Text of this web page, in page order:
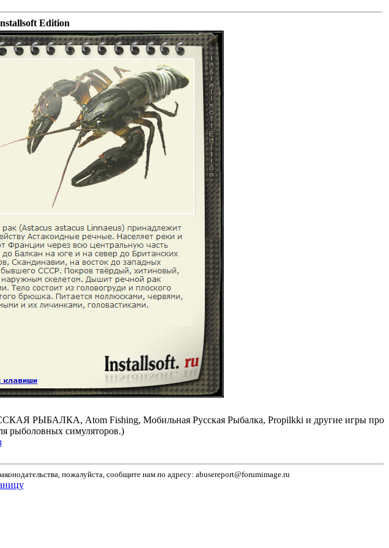
Edition
РЫБАЛКА, Atom Fishing, Мобильная Русская Рыбалка, Propilkki и другие игры про
рыболовных симуляторов.)
пожалуйста, сообщите нам по адресу: abusereport@forumimage.ru